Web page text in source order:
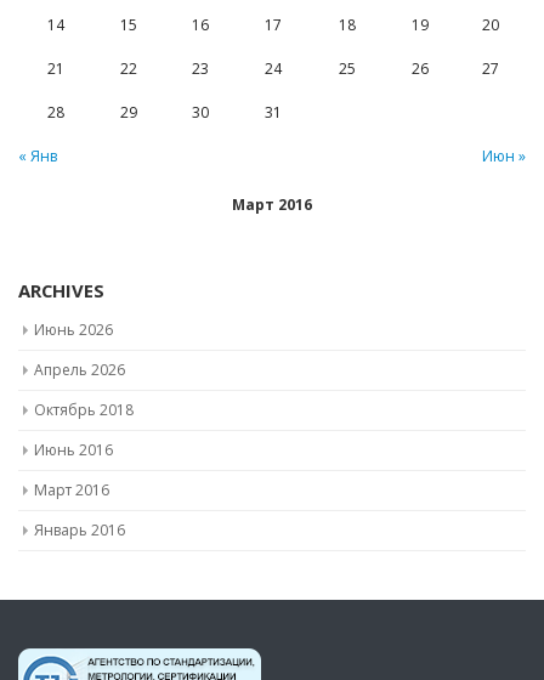
Март 2016
« Янв Июн »
14 15 16 17 18 19 20
21 22 23 24 25 26 27
28 29 30 31
ARCHIVES
Июнь 2026
Апрель 2026
Октябрь 2018
Июнь 2016
Март 2016
Январь 2016